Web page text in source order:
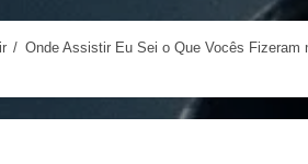
Onde Assistir Eu Sei o Que Vocês Fizeram